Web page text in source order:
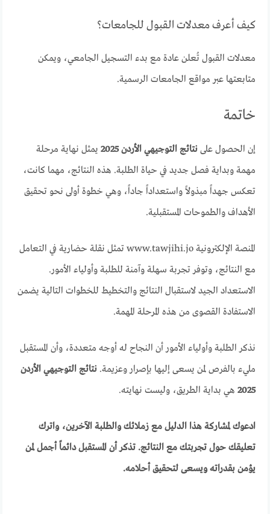
كيف أعرف معدلات القبول للجامعات؟
معدلات القبول تُعلن عادة مع بدء التسجيل الجامعي، ويمكن
متابعتها عبر مواقع الجامعات الرسمية.
خاتمة
إن الحصول علىنتائج التوجيهي الأردن 2025
يمثل نهاية مرحلة
مهمة وبداية فصل جديد في حياة الطلبة. هذه النتائج، مهما كانت،
تعكس جهداً مبذولاً واستعداداً جاداً، وهي خطوة أولى نحو تحقيق
الأهداف والطموحات المستقبلية.
المنصة الإلكترونية www.tawjihi.jo تمثل نقلة حضارية في التعامل
مع النتائج، وتوفر تجربة سهلة وآمنة للطلبة وأولياء الأمور.
الاستعداد الجيد لاستقبال النتائج والتخطيط للخطوات التالية يضمن
الاستفادة القصوى من هذه المرحلة المهمة.
نذكر الطلبة وأولياء الأمور أن النجاح له أوجه متعددة، وأن المستقبل
مليء بالفرص لمن يسعى إليها بإصرار وعزيمة.نتائج التوجيهي الأردن
2025 هي بداية الطريق، وليست نهايته.
ادعوك لمشاركة هذا الدليل مع زملائك والطلبة الآخرين، واترك
تعليقك حول تجربتك مع النتائج. تذكر أن المستقبل دائماً أجمل لمن
يؤمن بقدراته ويسعى لتحقيق أحلامه.